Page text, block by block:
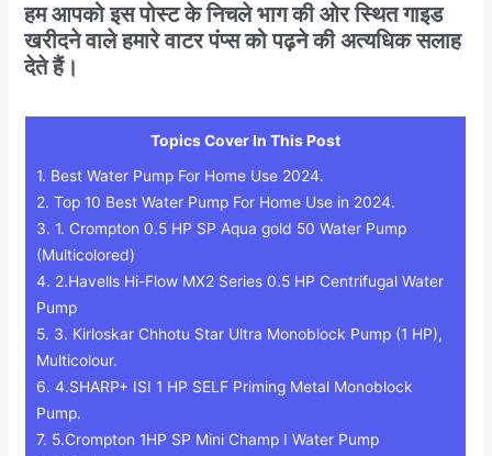
हम आपको इस पोस्ट के निचले भाग की ओर स्थित गाइड
खरीदने वाले हमारे वाटर पंप्स को पढ़ने की अत्यधिक सलाह
देते हैं।
Topics Cover In This Post
1. Best Water Pump For Home Use 2024.
2. Top 10 Best Water Pump For Home Use in 2024.
3. 1. Crompton 0.5 HP SP Aqua gold 50 Water Pump
(Multicolored)
4. 2.Havells Hi-Flow MX2 Series 0.5 HP Centrifugal Water
Pump
5. 3. Kirloskar Chhotu Star Ultra Monoblock Pump (1 HP),
Multicolour.
6. 4.SHARP+ ISI 1 HP SELF Priming Metal Monoblock
Pump.
7. 5.Crompton 1HP SP Mini Champ I Water Pump